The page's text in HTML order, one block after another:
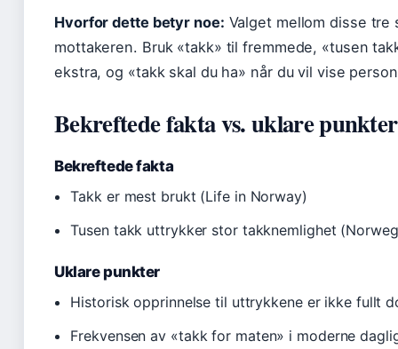
Hvorfor dette betyr noe: Valget mellom disse
mottakeren. Bruk «takk» til fremmede, «tusen
ekstra, og «takk skal du ha» når du vil vise
Bekreftede fakta vs. uklare punkter
Bekreftede fakta
Takk er mest brukt (Life in Norway)
Tusen takk uttrykker stor takknemlighet
Uklare punkter
Historisk opprinnelse til uttrykkene er ikke fullt
Frekvensen av «takk for maten» i moderne